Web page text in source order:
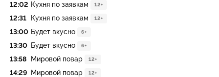
12:02 Кухня по заявкам 12+
12:31 Кухня по заявкам 12+
13:00 Будет вкусно 6+
13:30 Будет вкусно 6+
13:58 Мировой повар 12+
14:29 Мировой повар 12+